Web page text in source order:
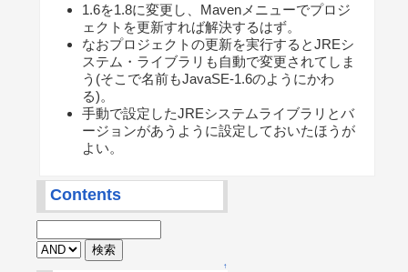
1.6を1.8に変更し、Mavenメニューでプロジ
ェクトを更新すれば解決するはず。
なおプロジェクトの更新を実行するとJREシ
ステム・ライブラリも自動で変更されてしま
う(そこで名前もJavaSE-1.6のようにかわ
る)。
手動で設定したJREシステムライブラリとバ
ージョンがあうように設定しておいたほうが
よい。
Contents
↑